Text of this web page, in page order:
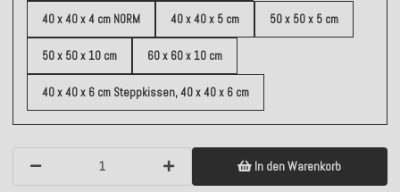
40 x 40 x 4 cm NORM 40 x 40 x 5 cm 50 x 50 x 5 cm
50 x 50 x 10 cm 60 x 60 x 10 cm
40 x 40 x 6 cm Steppkissen, 40 x 40 x 6 cm
In den Warenkorb